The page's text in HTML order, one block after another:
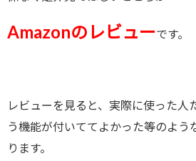
Amazonのレビューです。
レビューを見ると、実際に使った人
う機能が付いててよかった等のよう
ります。